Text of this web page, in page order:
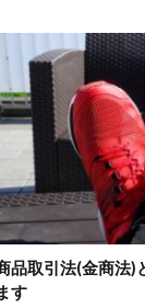
品取引法(金商法)
す